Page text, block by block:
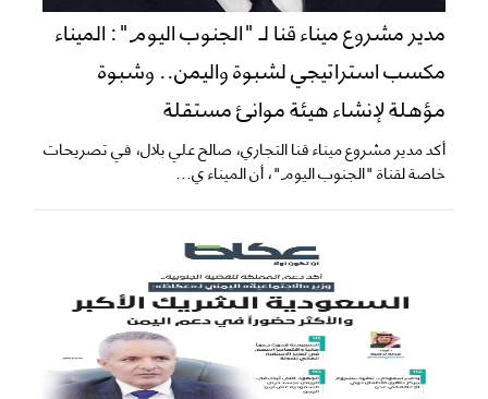
​مدير مشروع ميناء قنا لـ "الجنوب اليوم": الميناء
مكسب استراتيجي لشبوة واليمن.. وشبوة
مؤهلة لإنشاء هيئة موانئ مستقلة
​أكد مدير مشروع ميناء قنا التجاري، صالح علي بلال، في تصريحات
خاصة لقناة "الجنوب اليوم"، أن الميناء ي...